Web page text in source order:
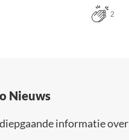
2
Nieuws
informatie over